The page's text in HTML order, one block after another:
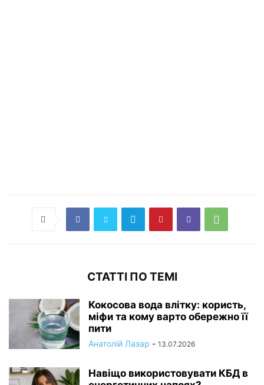
СТАТТІ ПО ТЕМІ
Кокосова вода влітку: користь,
міфи та кому варто обережно її
пити
Анатолій Лазар - 13.07.2026
Навіщо використовувати КБД в